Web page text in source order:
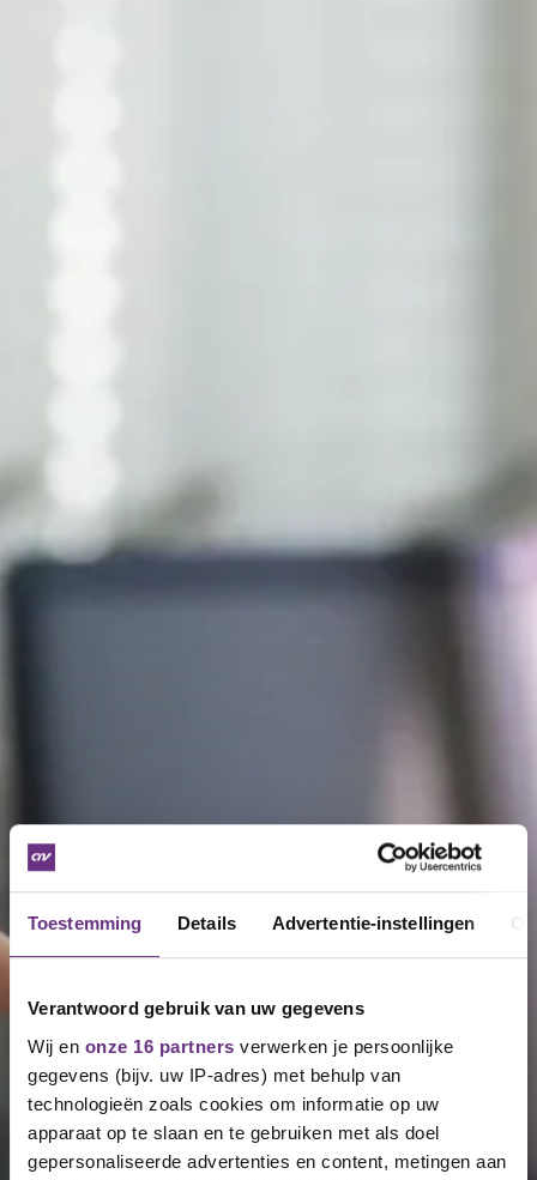
Toestemming Details Advertentie-instellingen
Verantwoord gebruik van uw gegevens
Wij en onze 16 partners verwerken je persoonlijke
gegevens (bijv. uw IP-adres) met behulp van
technologieën zoals cookies om informatie op uw
apparaat op te slaan en te gebruiken met als doel
gepersonaliseerde advertenties en content, metingen aan